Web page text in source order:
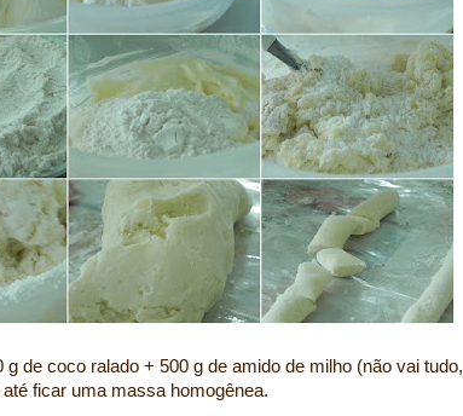
de coco ralado + 500 g de amido de milho (não vai tudo,
ficar uma massa homogênea.